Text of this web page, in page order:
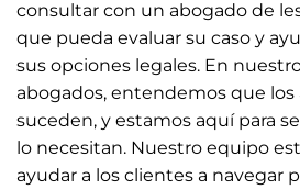
consultar con un abogado de
que pueda evaluar su caso y
sus opciones legales. En
abogados, entendemos que
suceden, y estamos aquí para
lo necesitan. Nuestro equipo
ayudar a los clientes a navegar